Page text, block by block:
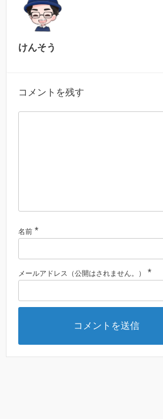
けんそう
コメントを残す
名前 *
メールアドレス（公開はされません。） *